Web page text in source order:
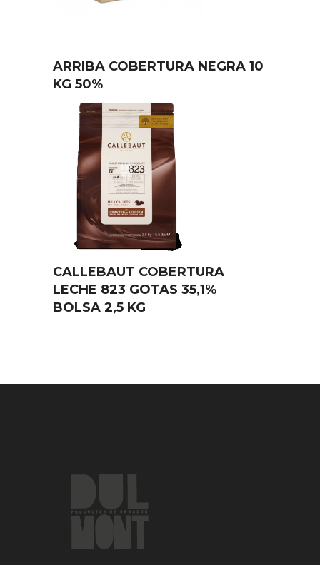
ARRIBA COBERTURA NEGRA 10
KG 50%
CALLEBAUT COBERTURA
LECHE 823 GOTAS 35,1%
BOLSA 2,5 KG